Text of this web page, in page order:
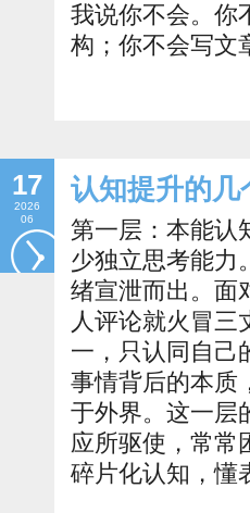
我说你不会。你
构；你不会写文
17
2026
06
认知提升的几
第一层：本能认
少独立思考能力
绪宣泄而出。面
人评论就火冒三
一，只认同自己
事情背后的本质
于外界。这一层
应所驱使，常常
碎片化认知，懂